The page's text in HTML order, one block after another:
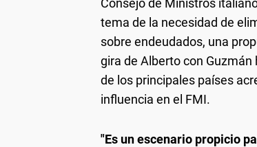
Consejo de Ministros
tema de la necesidad de
sobre endeudados, una
gira de Alberto con
de los principales países
influencia en el FMI.
"Es un escenario propicio